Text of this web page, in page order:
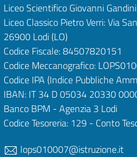
Liceo Scientifico Giovanni
Liceo Classico Pietro Verri: Via
26900 Lodi(LO)
Codice Fiscale: 84507820151
Codice Meccanografico:
Codice IPA (Indice Pubbliche
IBAN: IT 34 D 05034 20330
Banco BPM - Agenzia 3 Lodi
Codice Tesoreria: 129 - Conto
lops010007@istruzione.it